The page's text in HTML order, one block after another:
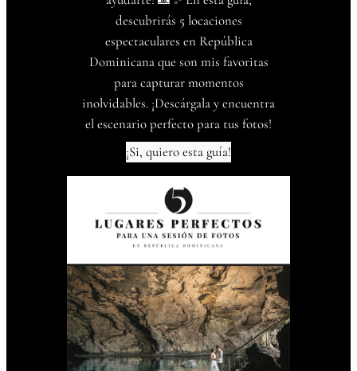
descubrirás 5 locaciones
espectaculares en República
Dominicana que son mis favoritas
para capturar momentos
inolvidables. ¡Descárgala y encuentra
el escenario perfecto para tus fotos!
¡Si, quiero esta guía!